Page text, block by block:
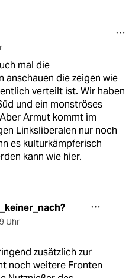
mal die
anschauen die zeigen wie
verteilt ist. Wir haben
und ein monströses
Armut kommt im
Linksliberalen nur noch
es kulturkämpferisch
kann wie hier.
Uhr
zusätzlich zur
noch weitere Fronten